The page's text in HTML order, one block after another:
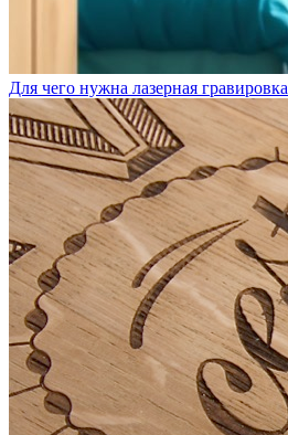
Для чего нужна лазерная гравировка